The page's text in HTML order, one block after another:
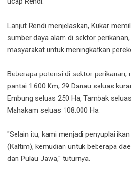
Lanjut Rendi menjelaskan, Kukar
sumber daya alam di sektor
masyarakat untuk meningkatkan
Beberapa potensi di sektor perikanan,
pantai 1.600 Km, 29 Danau seluas
Embung seluas 250 Ha, Tambak
Mahakam seluas 108.000 Ha.
"Selain itu, kami menjadi penyuplai
(Kaltim), kemudian untuk beberapa
dan Pulau Jawa," tuturnya.